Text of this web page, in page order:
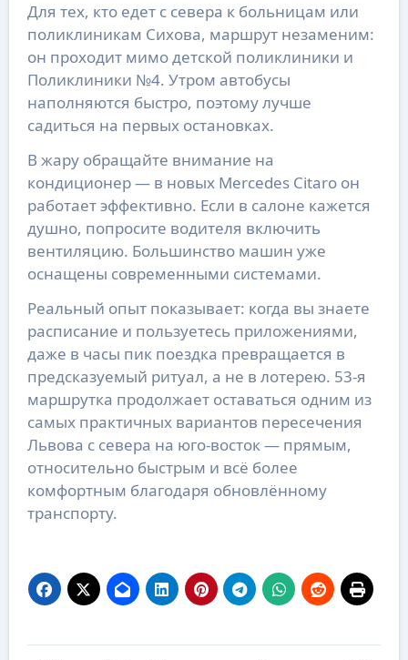
Для тех, кто едет с севера к больницам или
поликлиникам Сихова, маршрут незаменим:
он проходит мимо детской поликлиники и
Поликлиники №4. Утром автобусы
наполняются быстро, поэтому лучше
садиться на первых остановках.
В жару обращайте внимание на
кондиционер — в новых Mercedes Citaro он
работает эффективно. Если в салоне кажется
душно, попросите водителя включить
вентиляцию. Большинство машин уже
оснащены современными системами.
Реальный опыт показывает: когда вы знаете
расписание и пользуетесь приложениями,
даже в часы пик поездка превращается в
предсказуемый ритуал, а не в лотерею. 53-я
маршрутка продолжает оставаться одним из
самых практичных вариантов пересечения
Львова с севера на юго-восток — прямым,
относительно быстрым и всё более
комфортным благодаря обновлённому
транспорту.